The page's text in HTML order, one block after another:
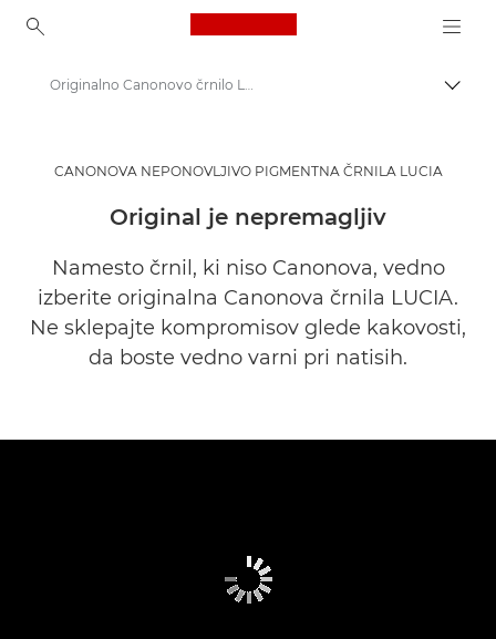
Canon Logo, back to
Rešitve in storitve
Poslovni izdelki
Originalno Canonovo črnilo LUCIA – poslovni izdelki
CANONOVA NEPONOVLJIVO PIGMENTNA ČRNILA LUCIA
Original je nepremagljiv
Namesto črnil, ki niso Canonova, vedno
izberite originalna Canonova črnila LUCIA.
Ne sklepajte kompromisov glede kakovosti,
da boste vedno varni pri natisih.